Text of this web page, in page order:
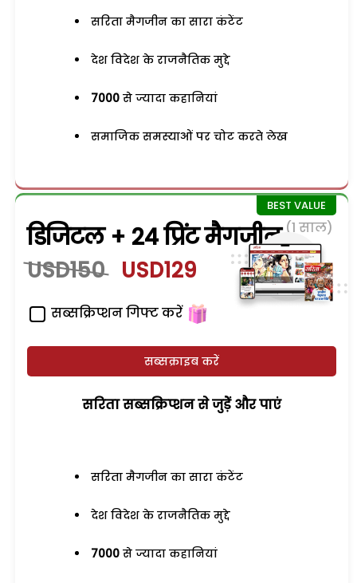
सरिता मैगजीन का सारा कंटेंट
देश विदेश के राजनैतिक मुद्दे
7000 से ज्यादा कहानियां
समाजिक समस्याओं पर चोट करते लेख
डिजिटल + 24 प्रिंट मैगजीन (1 साल)
USD150 USD129
सब्सक्रिप्शन गिफ्ट करें
सब्सक्राइब करें
सरिता सब्सक्रिप्शन से जुड़ेें और पाएं
सरिता मैगजीन का सारा कंटेंट
देश विदेश के राजनैतिक मुद्दे
7000 से ज्यादा कहानियां